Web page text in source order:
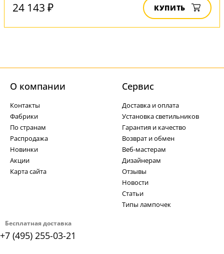
24 143 ₽ КУПИТЬ
Бесплатная доставка
+7 (495) 255-03-21
О компании
Контакты
Фабрики
По странам
Распродажа
Новинки
Акции
Карта сайта
Cервис
Доставка и оплата
Установка светильников
Гарантия и качество
Возврат и обмен
Веб-мастерам
Дизайнерам
Отзывы
Новости
Статьи
Типы лампочек